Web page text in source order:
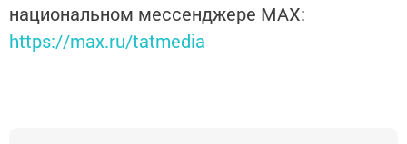
национальном мессенджере MАХ:
https://max.ru/tatmedia